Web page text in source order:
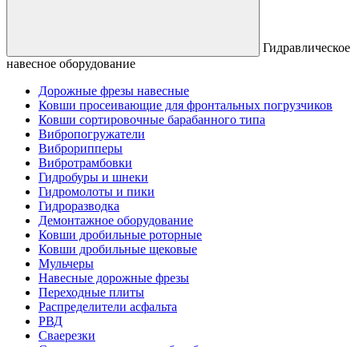
Гидравлическое
навесное оборудование
Дорожные фрезы навесные
Ковши просеивающие для фронтальных погрузчиков
Ковши сортировочные барабанного типа
Вибропогружатели
Виброрипперы
Вибротрамбовки
Гидробуры и шнеки
Гидромолоты и пики
Гидроразводка
Демонтажное оборудование
Ковши дробильные роторные
Ковши дробильные щековые
Мульчеры
Навесные дорожные фрезы
Переходные плиты
Распределители асфальта
РВД
Сваерезки